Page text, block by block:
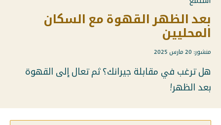
بعد الظهر القهوة مع السكان
المحليين
منشور: 20 مارس 2025
هل ترغب في مقابلة جيرانك؟ ثم تعال إلى القهوة
بعد الظهر!